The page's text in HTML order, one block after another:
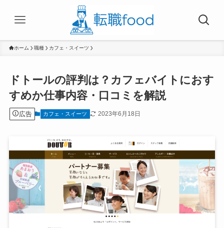
ホーム 職種 カフェ・スイーツ
ドトールの評判は？カフェバイトにおす
すめか仕事内容・口コミを解説
広告 カフェ・スイーツ 2023年6月18日